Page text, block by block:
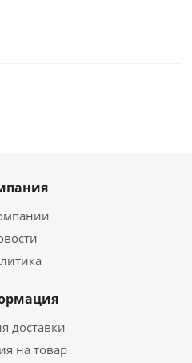
доставки
на товар